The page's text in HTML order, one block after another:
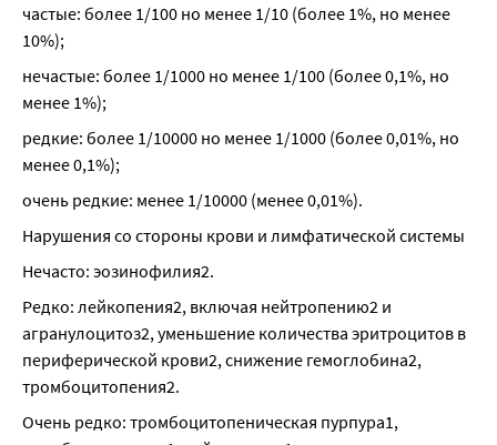
частые: более 1/100 но менее 1/10 (более 1%, но менее
10%);
нечастые: более 1/1000 но менее 1/100 (более 0,1%, но
менее 1%);
редкие: более 1/10000 но менее 1/1000 (более 0,01%, но
менее 0,1%);
очень редкие: менее 1/10000 (менее 0,01%).
Нарушения со стороны крови и лимфатической системы
Нечасто: эозинофилия2.
Редко: лейкопения2, включая нейтропению2 и
агранулоцитоз2, уменьшение количества эритроцитов в
периферической крови2, снижение гемоглобина2,
тромбоцитопения2.
Очень редко: тромбоцитопеническая пурпура1,